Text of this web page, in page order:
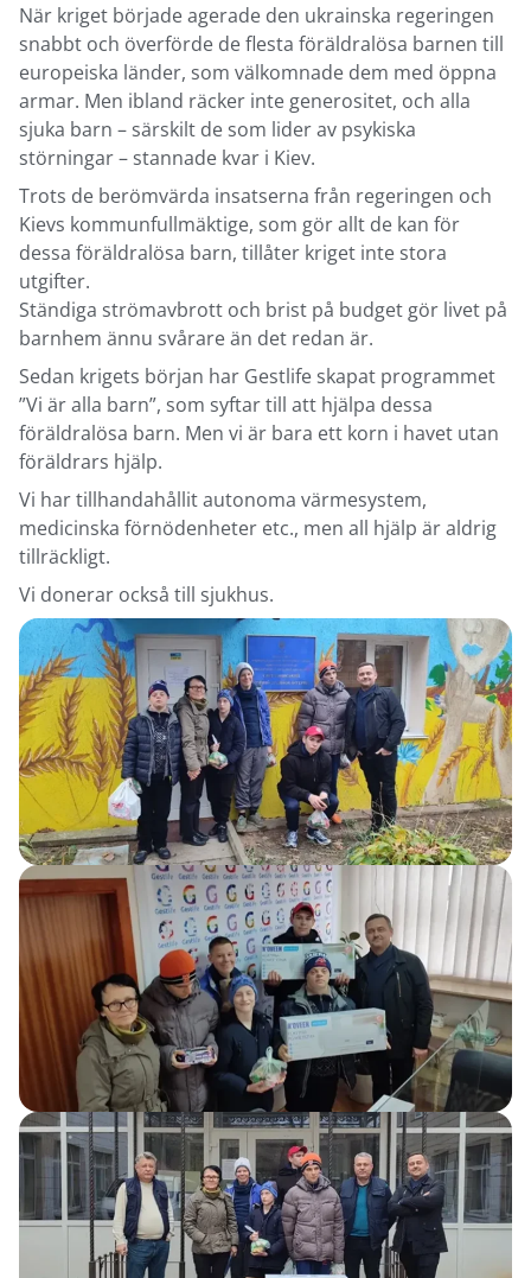
När kriget började agerade den ukrainska regeringen
snabbt och överförde de flesta föräldralösa barnen till
europeiska länder, som välkomnade dem med öppna
armar. Men ibland räcker inte generositet, och alla
sjuka barn – särskilt de som lider av psykiska
störningar – stannade kvar i Kiev.
Trots de berömvärda insatserna från regeringen och
Kievs kommunfullmäktige, som gör allt de kan för
dessa föräldralösa barn, tillåter kriget inte stora
utgifter.
Ständiga strömavbrott och brist på budget gör livet på
barnhem ännu svårare än det redan är.
Sedan krigets början har Gestlife skapat programmet
”Vi är alla barn”, som syftar till att hjälpa dessa
föräldralösa barn. Men vi är bara ett korn i havet utan
föräldrars hjälp.
Vi har tillhandahållit autonoma värmesystem,
medicinska förnödenheter etc., men all hjälp är aldrig
tillräckligt.
Vi donerar också till sjukhus.